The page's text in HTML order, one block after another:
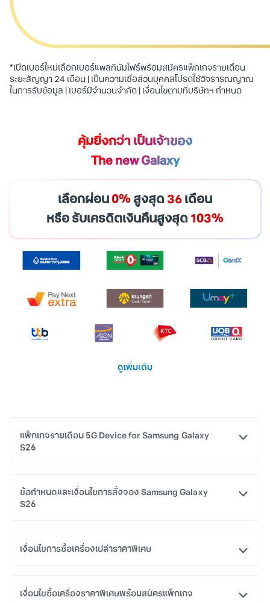
*เปิดเบอร์ใหม่เลือกเบอร์แพลทินัมโฟร์พร้อมสมัครแพ็กเกจรายเดือน
ระยะสัญญา 24 เดือน | เป็นความเชื่อส่วนบุคคลโปรดใช้วิจรารณญาณ
ในการรับข้อมูล | เบอร์มีจำนวนจำกัด | เงื่อนไขตามที่บริษัทฯ กำหนด
คุ้มยิ่งกว่า เป็นเจ้าของ
The new Galaxy
เลือกผ่อน 0% สูงสุด 36 เดือน
หรือ รับเครดิตเงินคืนสูงสุด 103%
ดูเพิ่มเติม
แพ็กเกจรายเดือน 5G Device for Samsung Galaxy
S26
ข้อกำหนดและเงื่อนไขการสั่งจอง Samsung Galaxy
S26
เงื่อนไขการซื้อเครื่องเปล่าราคาพิเศษ
เงื่อนไขซื้อเครื่องราคาพิเศษพร้อมสมัครแพ็กเกจ